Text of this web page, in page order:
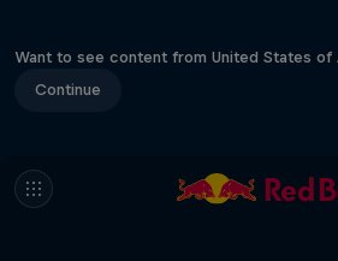
Want to see content from United States of
Continue